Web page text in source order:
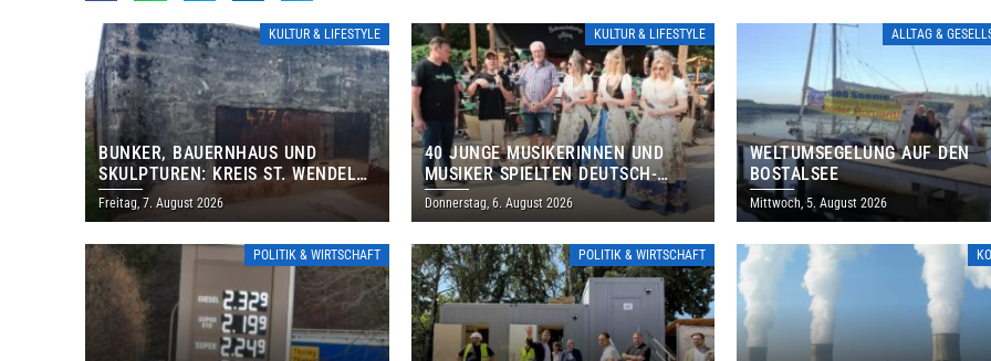
KULTUR & LIFESTYLE
BUNKER, BAUERNHAUS UND
SKULPTUREN: KREIS ST. WENDEL
LÄDT ZUM TAG DES OFFENEN
DENKMALS EIN
Freitag, 7. August 2026
KULTUR & LIFESTYLE
40 JUNGE MUSIKERINNEN UND
MUSIKER SPIELTEN DEUTSCH-
BRASILIANISCHES PROGRAMM IN
THOLEY
Donnerstag, 6. August 2026
ALLTAG &
WELTUMSEGELUNG AUF DEN
BOSTALSEE
Mittwoch, 5. August 2026
POLITIK & WIRTSCHAFT POLITIK & WIRTSCHAFT